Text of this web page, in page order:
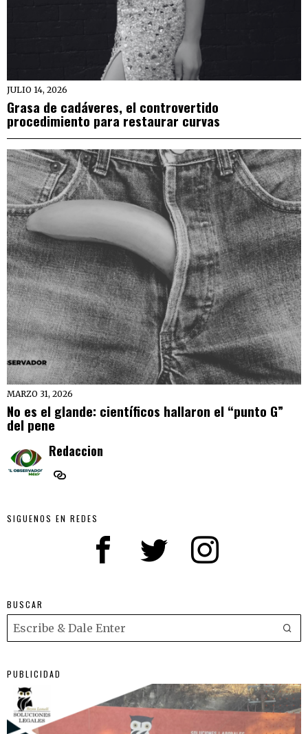
JULIO 14, 2026
Grasa de cadáveres, el controvertido
procedimiento para restaurar curvas
MARZO 31, 2026
No es el glande: científicos hallaron el “punto G”
del pene
Redaccion
SIGUENOS EN REDES
BUSCAR
PUBLICIDAD